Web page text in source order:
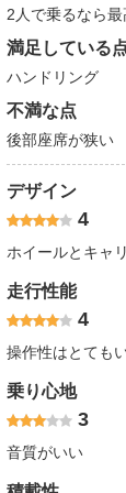
2人で乗るなら最
満足している
ハンドリング
不満な点
後部座席が狭い
デザイン
4
ホイールとキャ
走行性能
4
操作性はとても
乗り心地
3
音質がいい